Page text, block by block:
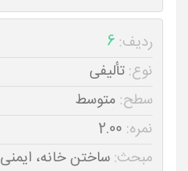
ردیف: 6
نوع: تألیفی
سطح: متوسط
نمره: 2.00
مبحث: ساختن خانه، ایمنی